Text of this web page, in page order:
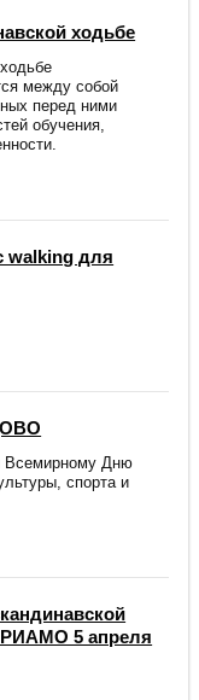
ходьбе
между собой
перед ними
обучения,
walking для
Всемирному Дню
спорта и
5 апреля